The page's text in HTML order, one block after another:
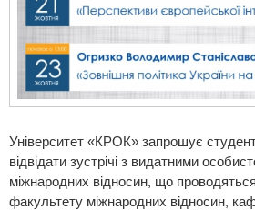
Університет «КРОК» запрошує
відвідати зустрічі з видатними
міжнародних відносин, що проводяться
факультету міжнародних відносин,